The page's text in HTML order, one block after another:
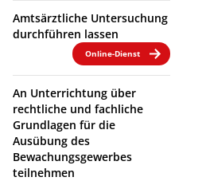
Amtsärztliche Untersuchung
durchführen lassen
Online-Dienst
An Unterrichtung über
rechtliche und fachliche
Grundlagen für die
Ausübung des
Bewachungsgewerbes
teilnehmen